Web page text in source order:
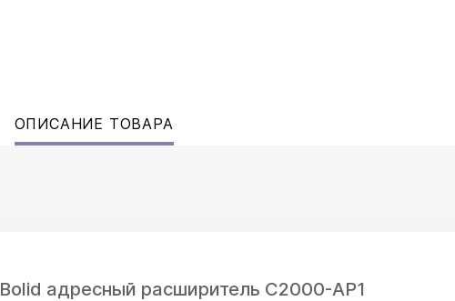
ОПИСАНИЕ ТОВАРА
Bolid адресный расширитель С2000-АР1